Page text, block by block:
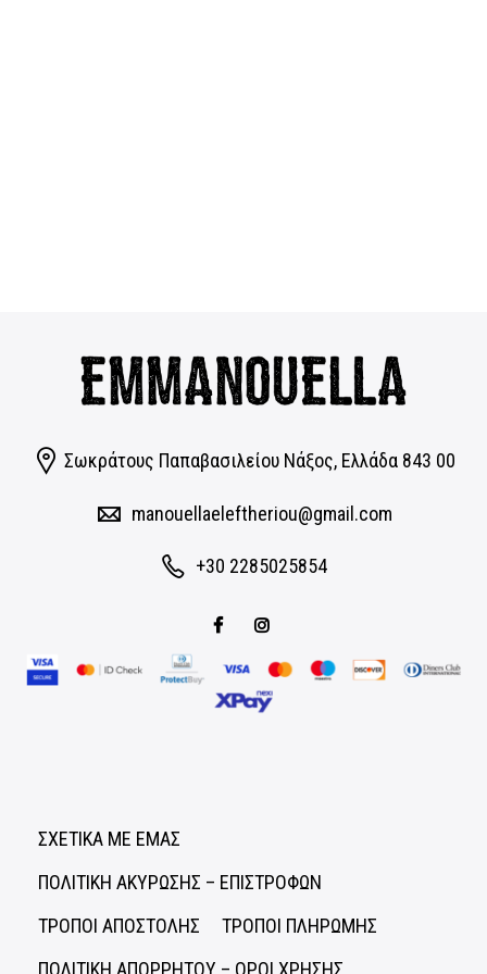
Σωκράτους Παπαβασιλείου Νάξος, Eλλάδα 843 00
manouellaeleftheriou@gmail.com
+30 2285025854
ΣΧΕΤΙΚΑ ΜΕ ΕΜΑΣ
ΠΟΛΙΤΙΚΗ ΑΚΥΡΩΣΗΣ – ΕΠΙΣΤΡΟΦΩΝ
ΤΡΟΠΟΙ ΑΠΟΣΤΟΛΗΣ
ΤΡΟΠΟΙ ΠΛΗΡΩΜΗΣ
ΠΟΛΙΤΙΚΗ ΑΠΟΡΡΗΤΟΥ – ΟΡΟΙ ΧΡΗΣΗΣ